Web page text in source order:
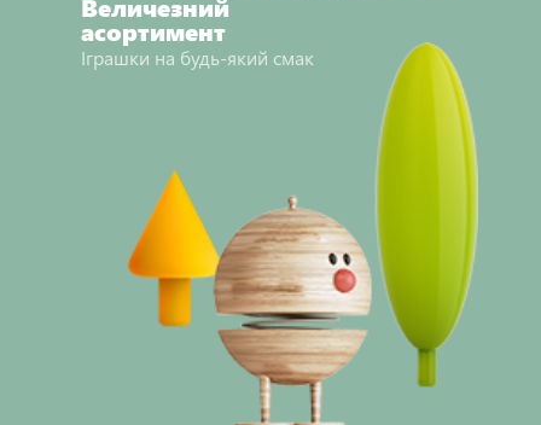
асортимент
Іграшки на будь-який смак